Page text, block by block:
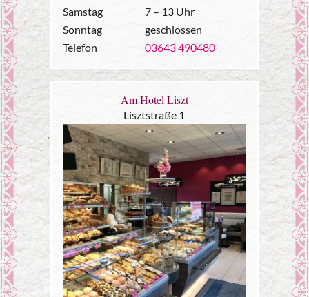
Samstag
7 – 13 Uhr
Sonntag
geschlossen
Telefon
03643 490480
Am Hotel Liszt
Lisztstraße 1